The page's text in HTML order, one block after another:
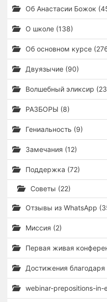
Об Анастасии Божок
О школе (138)
Об основном курсе
Двуязычие (90)
Волшебный эликсир
РАЗБОРЫ (8)
Гениальность (9)
Замечания (12)
Поддержка (72)
Советы (22)
Отзывы из WhatsApp
Миссия (2)
Первая живая
Достижения
webinar-prepositions-in-